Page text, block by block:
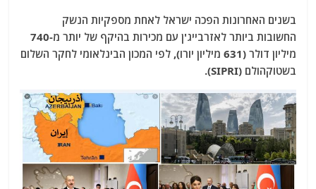
בשנים האחרונות הפכה ישראל לאחת מספקיות הנשק
החשובות ביותר לאזרבייג'ן עם מכירות בהיקף של יותר מ-740
מיליון דולר (631 מיליון יורו), לפי המכון הבינלאומי לחקר השלום
בשטוקהולם (SIPRI).